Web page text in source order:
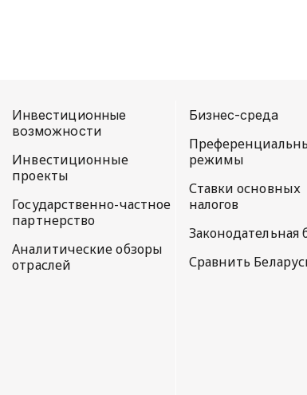
Инвестиционные
возможности
Инвестиционные
проекты
Государственно-частное
партнерство
Аналитические обзоры
отраслей
Бизнес-среда
режимы
Ставки основных
налогов
Законодательная
Сравнить